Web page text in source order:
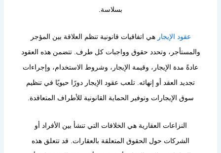
بسلاسة.
عقود الإيجار هي اتفاقيات قانونية تنظم العلاقة بين المؤجر
والمستأجر، وتحدد حقوق وواجبات كل طرف. تتضمن هذه العقود
عادةً مدة الإيجار، وقيمة الإيجار، وشروط الاستخدام، وإجراءات
تجديد العقد أو إنهائه. تلعب عقود الإيجار دورًا حيويًا في تنظيم
سوق الإيجارات وتوفير الحماية القانونية للأطراف المتعاقدة.
النزاعات العقارية هي الخلافات التي تنشأ بين الأفراد أو
الشركات حول الحقوق المتعلقة بالعقارات. قد تتعلق هذه